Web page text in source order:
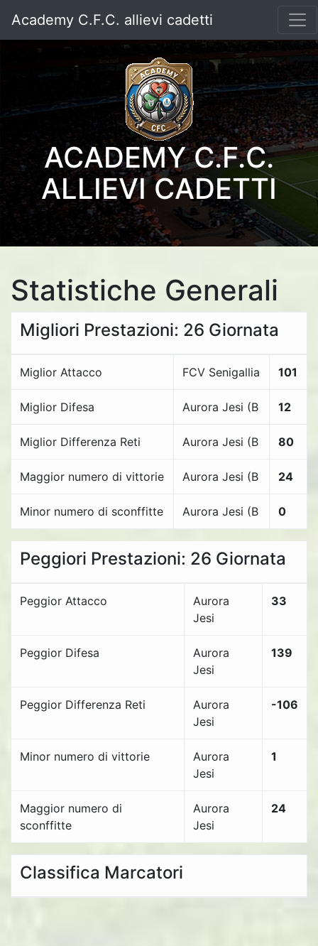
Academy C.F.C. allievi cadetti
ACADEMY C.F.C.
ALLIEVI CADETTI
Statistiche Generali
Migliori Prestazioni: 26 Giornata
Miglior Attacco FCV Senigallia 101
Miglior Difesa Aurora Jesi (B 12
Miglior Differenza Reti Aurora Jesi (B 80
Maggior numero di vittorie Aurora Jesi (B 24
Minor numero di sconffitte Aurora Jesi (B 0
Peggiori Prestazioni: 26 Giornata
Peggior Attacco
Aurora
Jesi
33
Peggior Difesa
Aurora
Jesi
139
Peggior Differenza Reti
Aurora
Jesi
-106
Minor numero di vittorie
Aurora
Jesi
1
Maggior numero di
sconffitte
Aurora
Jesi
24
Classifica Marcatori